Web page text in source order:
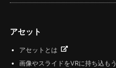
アセット
アセットとは
画像やスライドをVRに持ち込もう